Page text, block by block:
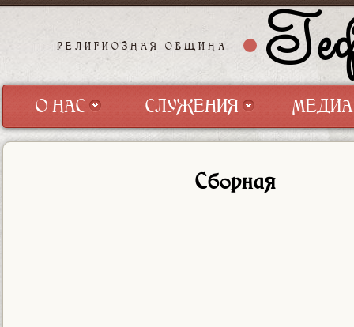
РЕЛИГИОЗНАЯ ОБЩИНА
О НАС
СЛУЖЕНИЯ
СЛУЖЕНИЯ
МЕДИА
МЕДИА
Сборная